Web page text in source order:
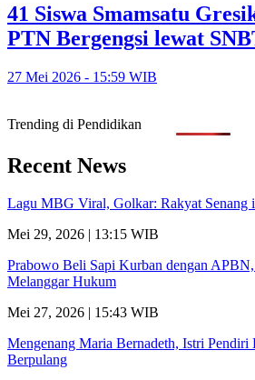
41 Siswa Smamsatu
PTN Bergengsi lewat
27 Mei 2026 - 15:59 WIB
Trending di Pendidikan
Recent News
Lagu MBG Viral, Golkar: Rakyat Senang
Mei 29, 2026 | 13:15 WIB
Prabowo Beli Sapi Kurban dengan
Melanggar Hukum
Mei 27, 2026 | 15:43 WIB
Mengenang Maria Bernadeth, Istri Pendiri
Berpulang